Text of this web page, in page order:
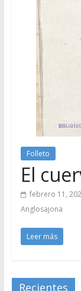
Folleto
El
febrero 11,
Anglosajona
Leer más
Recientes